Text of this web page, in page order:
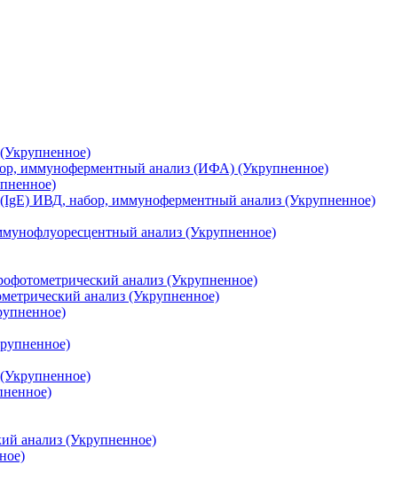
иммуноферментный анализ (ИФА) (Укрупненное)
ИВД, набор, иммуноферментный анализ (Укрупненное)
анализ (Укрупненное)
анализ (Укрупненное)
анализ (Укрупненное)
анализ (Укрупненное)